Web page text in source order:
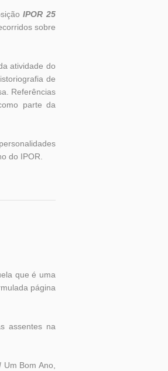
IPOR 25
sobre
atividade do
de
Referências
parte da
do IPOR.
que é uma
página
assentes na
Um Bom Ano,